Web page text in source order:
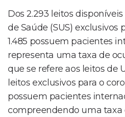
Dos 2.293 leitos
de Saúde (SUS) exclusivos
1.485 possuem pacientes
representa uma taxa de
que se refere aos leitos de
leitos exclusivos para o
possuem pacientes
compreendendo uma taxa